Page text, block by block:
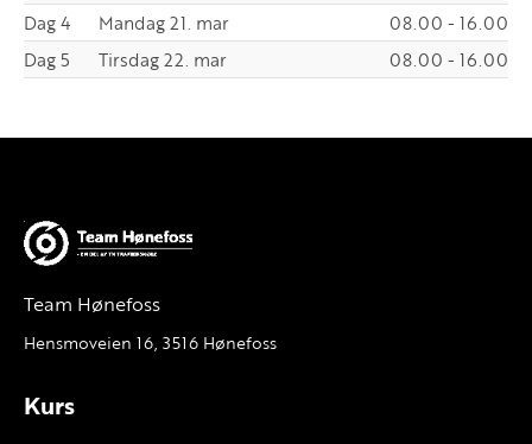
Dag 4
Mandag 21. mar
08.00 - 16.00
Dag 5
Tirsdag 22. mar 08.00 - 16.00
Team Hønefoss
Hensmoveien 16, 3516 Hønefoss
Kurs